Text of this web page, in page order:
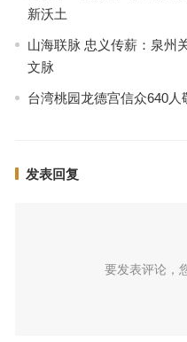
新沃土
山海联脉 忠义传薪：泉州
文脉
台湾桃园龙德宫信众640
发表回复
要发表评论，